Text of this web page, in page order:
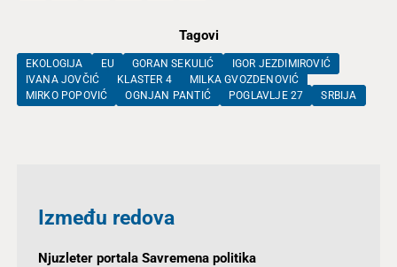
Tagovi
EKOLOGIJA EU GORAN SEKULIĆ
IGOR JEZDIMIROVIĆ
IVANA JOVČIĆ
KLASTER 4
MILKA GVOZDENOVIĆ
MIRKO POPOVIĆ
OGNJAN PANTIĆ POGLAVLJE 27 SRBIJA
Između redova
Njuzleter portala Savremena politika